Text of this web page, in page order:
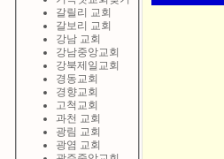
갈릴리 교회
갈보리 교회
강남 교회
강남중앙교회
강북제일교회
경동교회
경향교회
고척교회
과천 교회
광림 교회
광염 교회